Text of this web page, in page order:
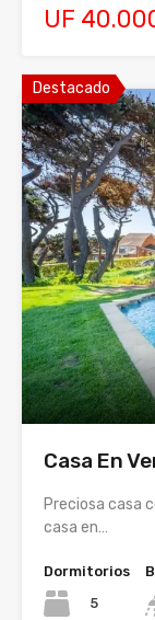
UF
Destacado
Casa En
Preciosa casa
casa en…
Dormitorios
5